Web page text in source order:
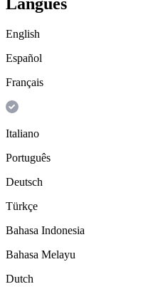
English
Español
Français
Italiano
Português
Deutsch
Türkçe
Bahasa Indonesia
Bahasa Melayu
Dutch